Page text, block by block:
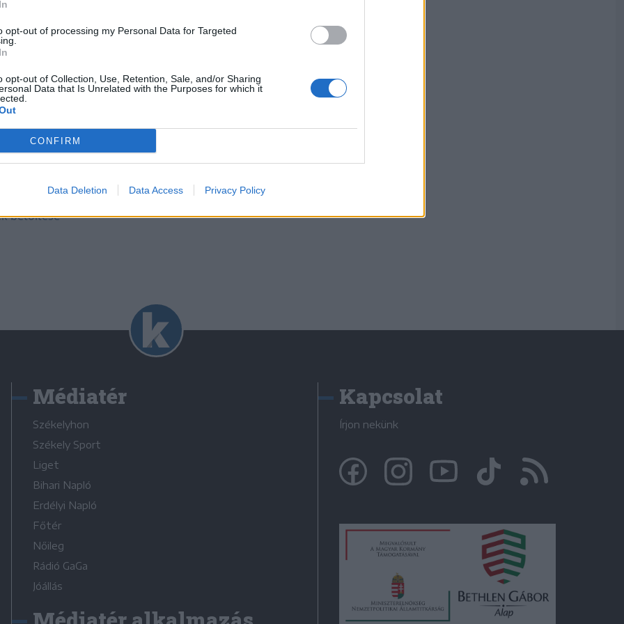
opt-out of processing my Personal Data for Targeted
opt-out of Collection, Use, Retention, Sale, and/or Sharing
Data that Is Unrelated with the Purposes for which it
CONFIRM
Data Deletion Data Access Privacy Policy
a
a
betöltése
Médiatér
Székelyhon
Székely Sport
Liget
Bihari Napló
Erdélyi Napló
Főtér
Nőileg
Rádió GaGa
Jóállás
Kapcsolat
Írjon nekünk